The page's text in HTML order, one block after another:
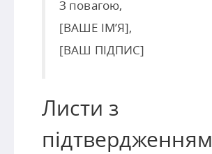
З повагою,
[ВАШЕ ІМ’Я],
[ВАШ ПІДПИС]
Листи з
підтвердженням